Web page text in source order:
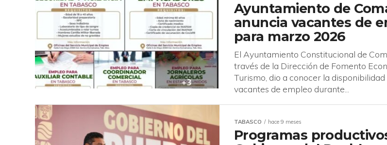
Ayuntamiento de
anuncia vacantes de
para marzo 2026
El Ayuntamiento Constitucional de
través de la Dirección de Fomento
Turismo, dio a conocer la disponibilidad
vacantes de empleo durante...
TABASCO hace 9 meses
Programas